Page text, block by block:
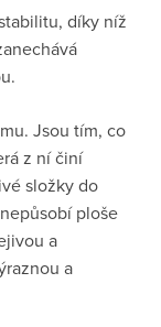
díky níž
Jsou tím, co
z ní činí
složky do
ploše
a
a